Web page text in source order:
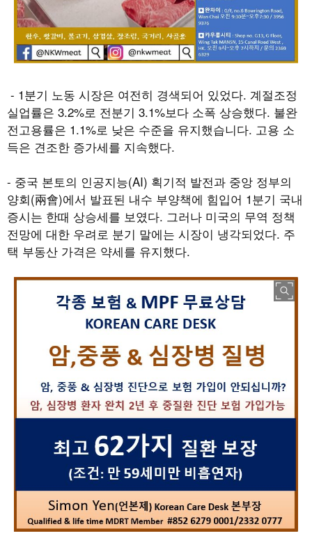
- 1분기 노동 시장은 여전히 경색되어 있었다. 계절조정
실업률은 3.2%로 전분기 3.1%보다 소폭 상승했다. 불완
전고용률은 1.1%로 낮은 수준을 유지했습니다. 고용 소
득은 견조한 증가세를 지속했다.
- 중국 본토의 인공지능(AI) 획기적 발전과 중앙 정부의
양회(兩會)에서 발표된 내수 부양책에 힘입어 1분기 국내
증시는 한때 상승세를 보였다. 그러나 미국의 무역 정책
전망에 대한 우려로 분기 말에는 시장이 냉각되었다. 주
택 부동산 가격은 약세를 유지했다.